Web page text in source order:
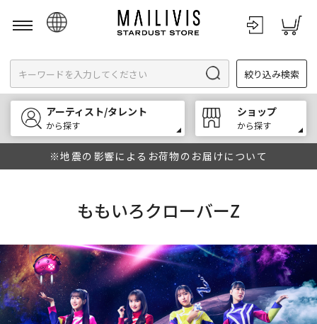
English
한국어
中文
絞り込み検索
アーティスト/タレント
から探す
ショップ
から探す
※地震の影響によるお荷物のお届けについて
ももいろクローバーZ